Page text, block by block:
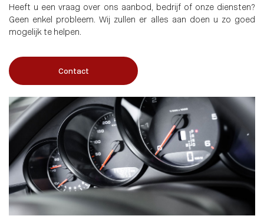
Heeft u een vraag over ons aanbod, bedrijf of onze diensten?
Geen enkel probleem. Wij zullen er alles aan doen u zo goed
mogelijk te helpen.
Contact